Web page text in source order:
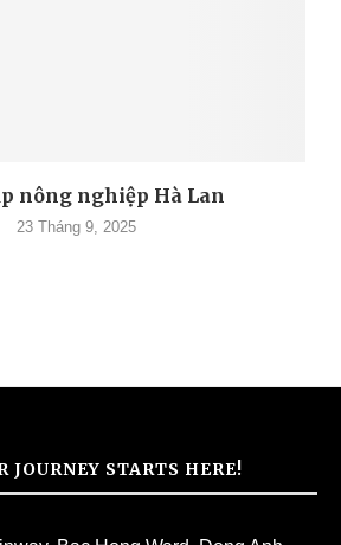
nông nghiệp Hà Lan
23 Tháng 9, 2025
JOURNEY STARTS HERE!